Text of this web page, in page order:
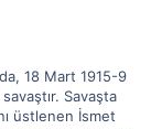
18 Mart 1915-9
Savaşta
üstlenen İsmet